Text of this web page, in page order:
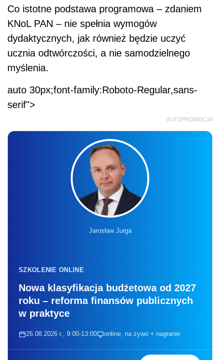
Co istotne podstawa programowa – zdaniem
KNoL PAN – nie spełnia wymogów
dydaktycznych, jak również będzie uczyć
ucznia odtwórczości, a nie samodzielnego
myślenia.
auto 30px;font-family:Roboto-Regular,sans-
serif">
AUTOPROMOCJA
Jarosław Jurga
SZKOLENIE ONLINE
Nowa klasyfikacja budżetowa od 2027
roku – reforma finansów publicznych
w praktyce
26.08.2026 r., 9:00-13:00 online, na żywo + nagranie